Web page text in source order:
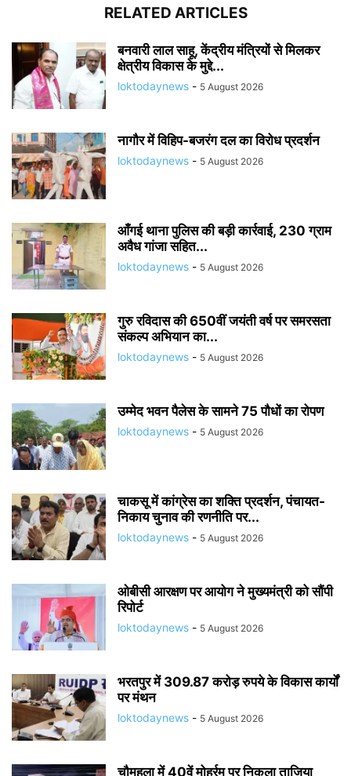
RELATED ARTICLES
बनवारी लाल साहू, केंद्रीय मंत्रियों से मिलकर
क्षेत्रीय विकास के मुद्दे...
loktodaynews - 5 August 2026
नागौर में विहिप-बजरंग दल का विरोध प्रदर्शन
loktodaynews - 5 August 2026
आँगई थाना पुलिस की बड़ी कार्रवाई, 230 ग्राम
अवैध गांजा सहित...
loktodaynews - 5 August 2026
गुरु रविदास की 650वीं जयंती वर्ष पर समरसता
संकल्प अभियान का...
loktodaynews - 5 August 2026
उम्मेद भवन पैलेस के सामने 75 पौधों का रोपण
loktodaynews - 5 August 2026
चाकसू में कांग्रेस का शक्ति प्रदर्शन, पंचायत-
निकाय चुनाव की रणनीति पर...
loktodaynews - 5 August 2026
ओबीसी आरक्षण पर आयोग ने मुख्यमंत्री को सौंपी
रिपोर्ट
loktodaynews - 5 August 2026
भरतपुर में 309.87 करोड़ रुपये के विकास कार्यों
पर मंथन
loktodaynews - 5 August 2026
चौमहला में 40वें मोहर्रम पर निकला ताजिया